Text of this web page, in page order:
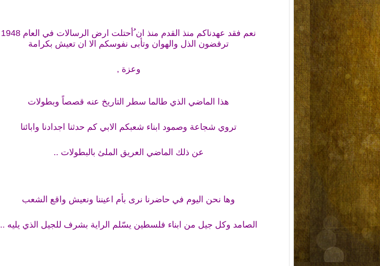
نعم فقد عهدناكم منذ القدم منذ ان ُأحتلت ارض الرسالات في العام 1948
ترفضون الذل والهوان وتأبى نفوسكم الا ان تعيش بكرامة
وعزة ,
هذا الماضي الذي طالما سطر التاريخ عنه قصصاً وبطولات
تروي شجاعة وصمود ابناء شعبكم الابي كم حدثنا اجدادنا وابائنا
عن ذلك الماضي العريق الملئ بالبطولات ..
وها نحن اليوم في حاضرنا نرى بأم اعيننا ونعيش واقع الشعب
الصامد وكل جيل من ابناء فلسطين يسّلم الراية بشرف للجيل الذي يليه ..